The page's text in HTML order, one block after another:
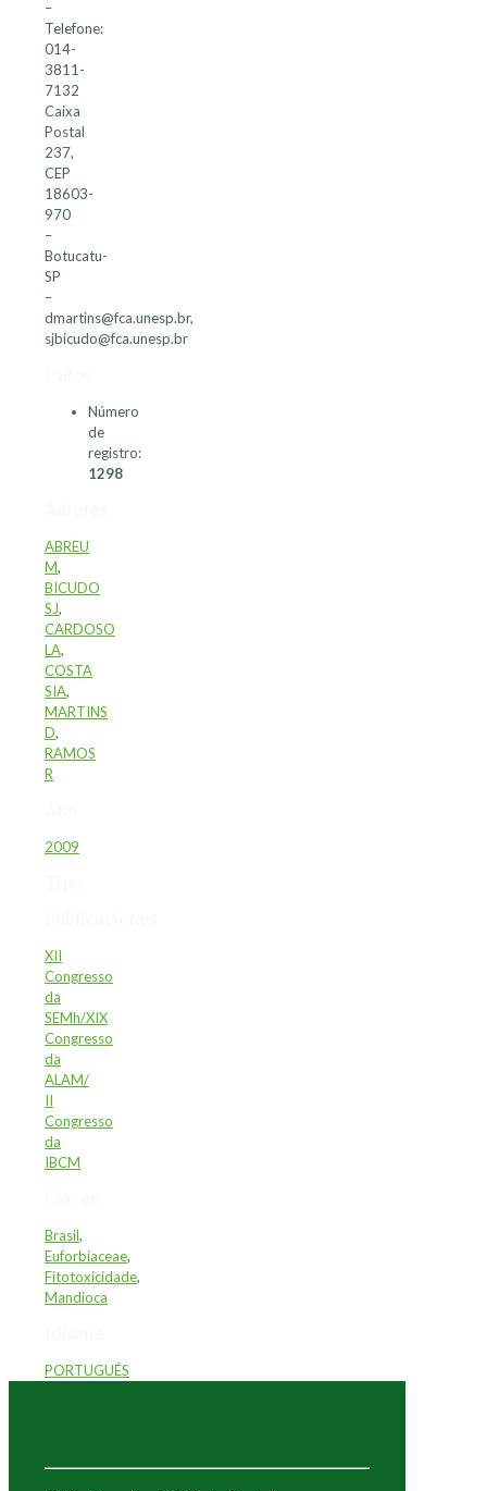
–
Telefone:
014-
3811-
7132
Caixa
Postal
237,
CEP
18603-
970
–
Botucatu-
SP
–
dmartins@fca.unesp.br,
sjbicudo@fca.unesp.br
Número
de
registro:
1298
ABREU
M,
BICUDO
SJ,
CARDOSO
LA,
COSTA
SIA,
MARTINS
D,
RAMOS
R
2009
XII
Congresso
da
SEMh/XIX
Congresso
da
ALAM/
II
Congresso
da
IBCM
Brasil,
Euforbiaceae,
Fitotoxicidade,
Mandioca
PORTUGUÉS